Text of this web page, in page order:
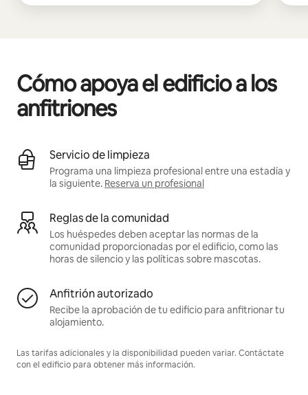
Cómo apoya el edificio a los
anfitriones
Servicio de limpieza
Programa una limpieza profesional entre una estadía y
la siguiente. Reserva un profesional
Reglas de la comunidad
Los huéspedes deben aceptar las normas de la
comunidad proporcionadas por el edificio, como las
horas de silencio y las políticas sobre mascotas.
Anfitrión autorizado
Recibe la aprobación de tu edificio para anfitrionar tu
alojamiento.
Las tarifas adicionales y la disponibilidad pueden variar. Contáctate
con el edificio para obtener más información.